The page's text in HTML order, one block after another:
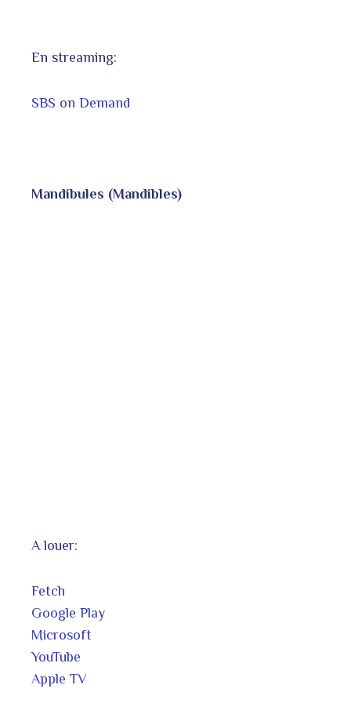
En streaming:
SBS on Demand
Mandibules (Mandibles)
A louer:
Fetch
Google Play
Microsoft
YouTube
Apple TV